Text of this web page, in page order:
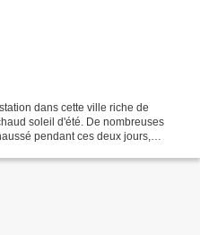
dans cette ville riche de
soleil d'été. De nombreuses
pendant ces deux jours,